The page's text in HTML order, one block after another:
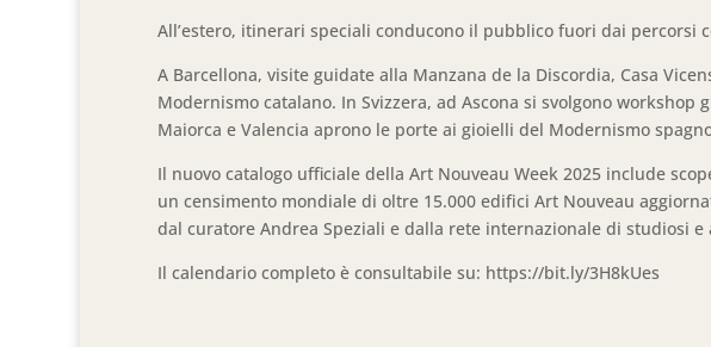
All’estero, itinerari speciali conducono il pubblico fuori dai percorsi
A Barcellona, visite guidate alla Manzana de la Discordia, Casa
Modernismo catalano. In Svizzera, ad Ascona si svolgono
Maiorca e Valencia aprono le porte ai gioielli del Modernismo
Il nuovo catalogo ufficiale della Art Nouveau Week 2025 include
un censimento mondiale di oltre 15.000 edifici Art Nouveau
dal curatore Andrea Speziali e dalla rete internazionale di studiosi e
Il calendario completo è consultabile su: https://bit.ly/3H8kUes